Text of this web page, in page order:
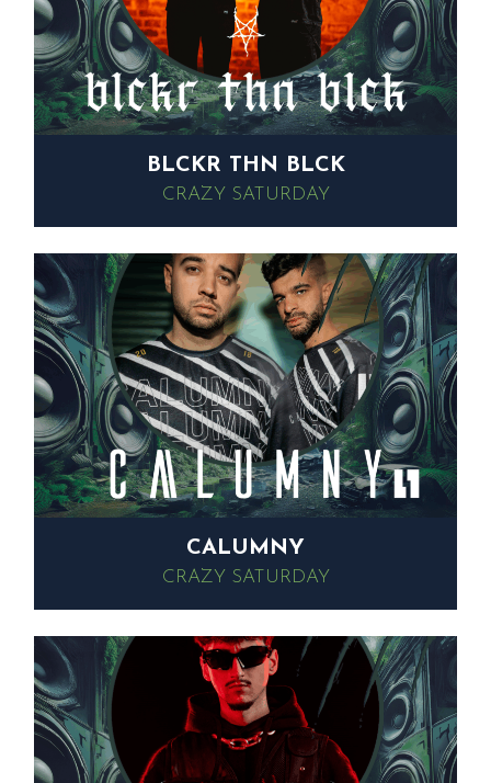
BLCKR THN BLCK
CRAZY SATURDAY
CALUMNY
CRAZY SATURDAY